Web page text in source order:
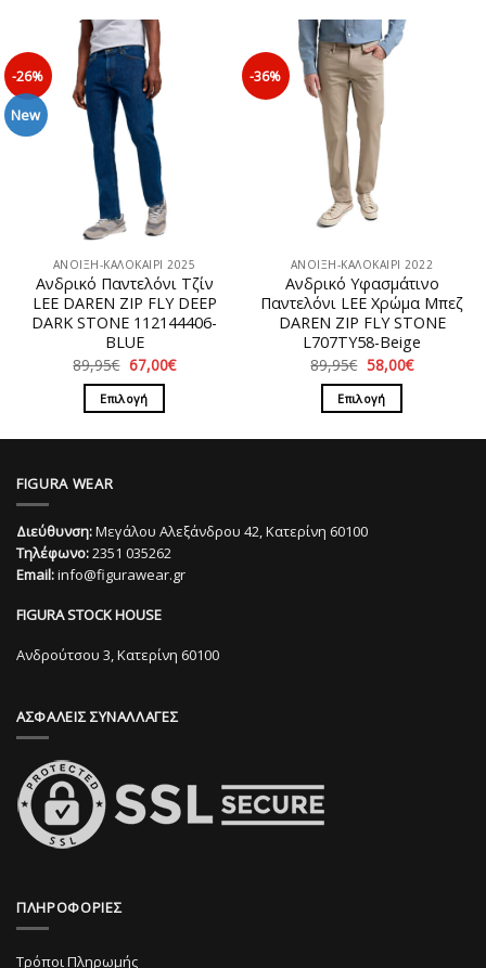
προϊόν
έχει
πολλαπλές
παραλλαγές.
Οι
επιλογές
μπορούν
να
επιλεγούν
στη
του
προϊόντος
το
προϊόν
έχει
πολλαπλές
παραλλαγές.
Οι
επιλογές
μπορούν
να
επιλεγούν
σελίδα
του
προϊόντος
-26%
New
ΑΝΟΙΞΗ-ΚΑΛΟΚΑΙΡΙ 2025
Ανδρικό Παντελόνι Τζίν
LEE DAREN ZIP FLY DEEP
DARK STONE 112144406-
BLUE
89,95€ Original
price
was:
89,95€.
67,00€Η
τρέχουσα
Επιλογή
το
παραλλαγές.
Οι
επιλογές
μπορούν
επιλεγούν
του
-36%
ΑΝΟΙΞΗ-ΚΑΛΟΚΑΙΡΙ 2022
Ανδρικό Υφασμάτινο
Παντελόνι LEE Χρώμα Μπεζ
DAREN ZIP FLY STONE
L707TY58-Beige
89,95€ Original
price
was:
89,95€.
58,00€Η
τρέχουσα
Επιλογή
το
παραλλαγές.
FIGURA WEAR
Διεύθυνση:Μεγάλου Αλεξάνδρου 42, Κατερίνη 60100
Τηλέφωνο:2351 035262
Email:info@figurawear.gr
FIGURA STOCK HOUSE
Ανδρούτσου 3, Κατερίνη 60100
ΑΣΦΑΛΕΙΣ ΣΥΝΑΛΛΑΓΕΣ
ΠΛΗΡΟΦΟΡΙΕΣ
Τρόποι Πληρωμής